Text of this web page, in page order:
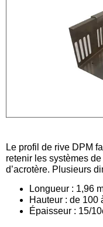
Le profil de rive DPM
retenir les systèmes
d’acrotère. Plusieurs
Longueur : 1,96
Hauteur : de 100
Épaisseur : 15/